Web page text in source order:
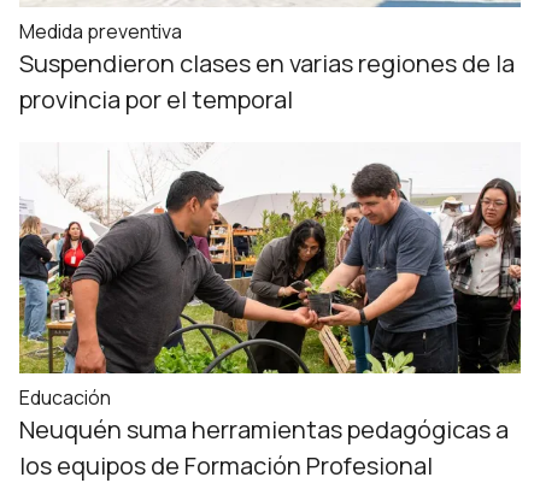
Medida preventiva
Suspendieron clases en varias regiones de la
provincia por el temporal
Educación
Neuquén suma herramientas pedagógicas a
los equipos de Formación Profesional